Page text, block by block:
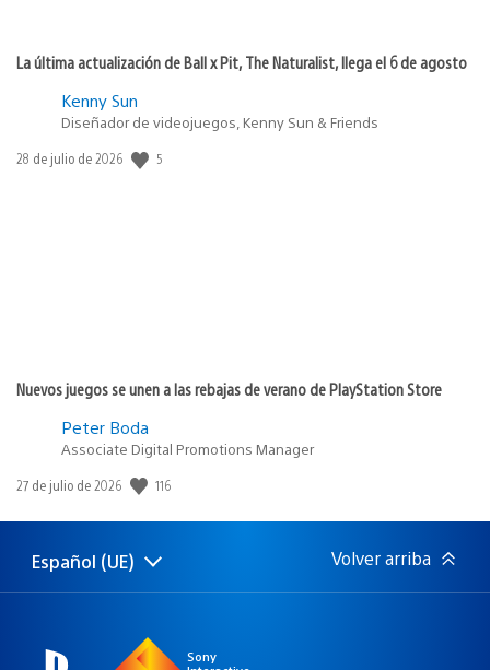
La última actualización de Ball x Pit, The Naturalist, llega el 6 de agosto
Kenny Sun
Diseñador de videojuegos, Kenny Sun & Friends
Fecha
28 de julio de 2026 5
Nuevos juegos se unen a las rebajas de verano de PlayStation Store
Peter Boda
Associate Digital Promotions Manager
Fecha
publicación:
27 de julio de 2026 116
Selecciona
Región
Español (UE) Volver arriba
Sony